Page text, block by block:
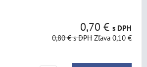
0,70 € s DPH
0,80 €s DPH Zľava 0,10 €